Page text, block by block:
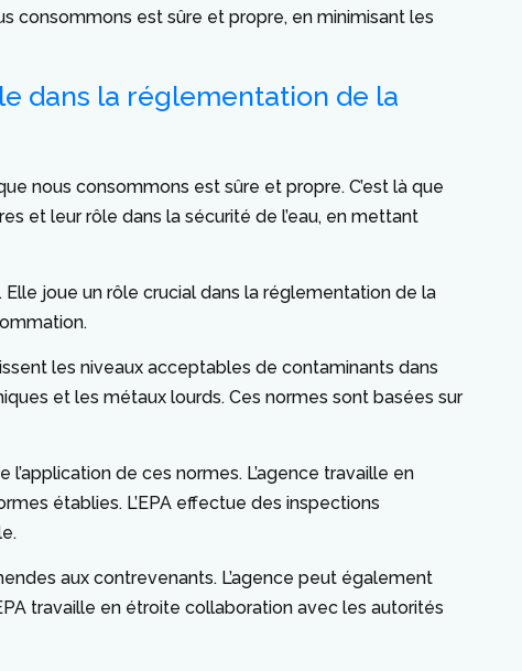
consommons est sûre et propre, en minimisant les
dans la réglementation de la
nous consommons est sûre et propre. C’est là que
et leur rôle dans la sécurité de l’eau, en mettant
joue un rôle crucial dans la réglementation de la
les niveaux acceptables de contaminants dans
et les métaux lourds. Ces normes sont basées sur
de ces normes. L’agence travaille en
établies. L’EPA effectue des inspections
aux contrevenants. L’agence peut également
travaille en étroite collaboration avec les autorités